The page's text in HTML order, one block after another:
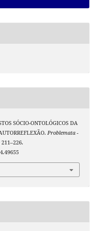
SÓCIO-ONTOLÓGICOS DA
Problemata -